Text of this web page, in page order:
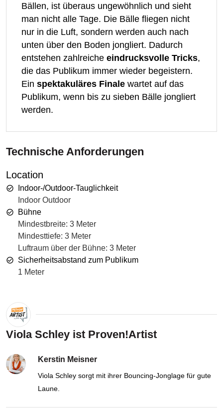
Bällen, ist überaus ungewöhnlich und sieht
man nicht alle Tage. Die Bälle fliegen nicht
nur in die Luft, sondern werden auch nach
unten über den Boden jongliert. Dadurch
entstehen zahlreiche eindrucksvolle Tricks,
die das Publikum immer wieder begeistern.
Ein spektakuläres Finale wartet auf das
Publikum, wenn bis zu sieben Bälle jongliert
werden.
Technische Anforderungen
Location
Indoor-/Outdoor-Tauglichkeit
Indoor Outdoor
Bühne
Mindestbreite: 3 Meter
Mindesttiefe: 3 Meter
Luftraum über der Bühne: 3 Meter
Sicherheitsabstand zum Publikum
1 Meter
Viola Schley ist Proven!Artist
Kerstin Meisner
Viola Schley sorgt mit ihrer Bouncing-Jonglage für gute
Laune.